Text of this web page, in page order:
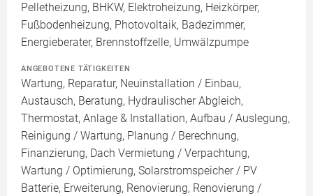
Pelletheizung, BHKW, Elektroheizung, Heizkörper,
Fußbodenheizung, Photovoltaik, Badezimmer,
Energieberater, Brennstoffzelle, Umwälzpumpe
ANGEBOTENE TÄTIGKEITEN
Wartung, Reparatur, Neuinstallation / Einbau,
Austausch, Beratung, Hydraulischer Abgleich,
Thermostat, Anlage & Installation, Aufbau / Auslegung,
Reinigung / Wartung, Planung / Berechnung,
Finanzierung, Dach Vermietung / Verpachtung,
Wartung / Optimierung, Solarstromspeicher / PV
Batterie, Erweiterung, Renovierung, Renovierung /